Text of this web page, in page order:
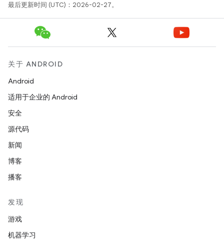
最后更新时间 (UTC)：2026-02-27。
关于 ANDROID
Android
适用于企业的 Android
安全
源代码
新闻
博客
播客
发现
游戏
机器学习